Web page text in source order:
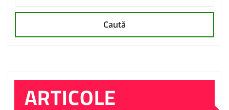
Caută
ARTICOLE